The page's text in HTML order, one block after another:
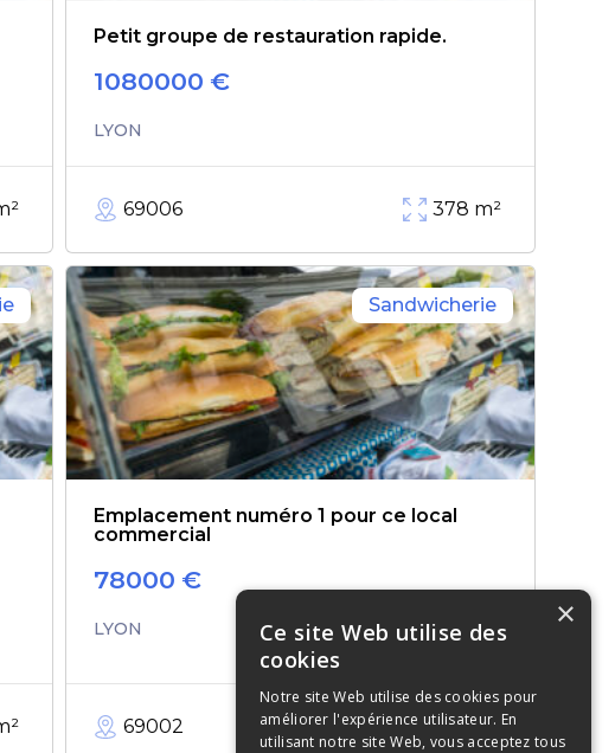
Petit groupe de restauration rapide.
1080000 €
LYON
69006 378 m²
Sandwicherie
Emplacement numéro 1 pour ce local
commercial
78000 €
LYON
69002 40 m²
×
Ce site Web utilise des
cookies
Notre site Web utilise des cookies pour
améliorer l'expérience utilisateur. En
utilisant notre site Web, vous acceptez tous